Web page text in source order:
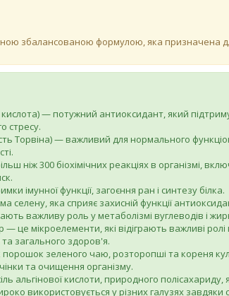
збалансованою формулою, яка призначена
кислота) — потужний антиоксидант, який
стресу.
Торвіна) — важливий для нормального
ніж 300 біохімічних реакціях в організмі,
імунної функції, загоєння ран і синтезу білка.
селену, яка сприяє захисній функції
важливу роль у метаболізмі вуглеводів і
— це мікроелементи, які відіграють важливі
загального здоров'я.
порошок зеленого чаю, розторопші та кореня
та очищення організму.
альгінової кислоти, природного
використовується у різних галузях